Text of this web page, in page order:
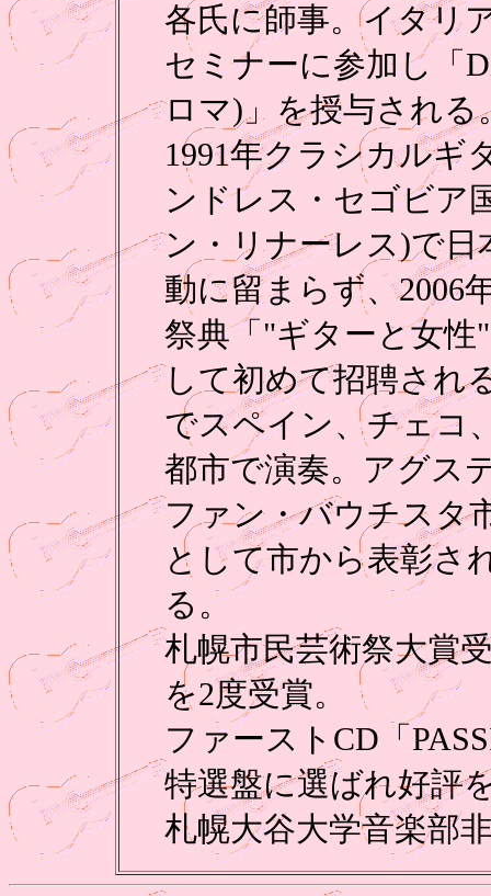
各氏に師事。イタリ
セミナーに参加し「
ロマ)」を授与される
1991年クラシカルギ
ンドレス・セゴビア
ン・リナーレス)で日
動に留まらず、2006
祭典「"ギターと女
して初めて招聘され
でスペイン、チェコ
都市で演奏。アグス
ファン・バウチスタ
として市から表彰さ
る。
札幌市民芸術祭大賞
を2度受賞。
ファーストCD「
特選盤に選ばれ好評
札幌大谷大学音楽部